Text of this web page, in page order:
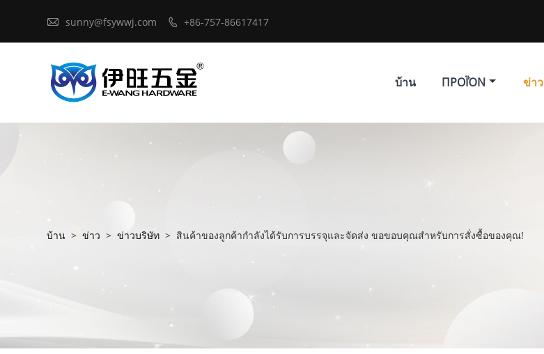
 sunny@fsywwj.com  +86-757-86617417
บ้าน ΠΡΟΪΌΝ ข่าว
บ้าน > ข่าว > ข่าวบริษัท > สินค้าของลูกค้ากำลังได้รับการบรรจุและจัดส่ง ขอขอบคุณสำหรับการสั่งซื้อของคุณ!